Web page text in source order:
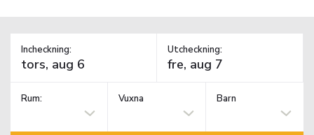
Incheckning: Utcheckning:
Rum: Vuxna Barn